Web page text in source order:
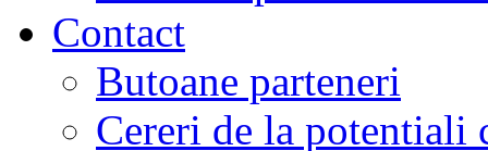
Contact
Butoane parteneri
Cereri de la potentiali